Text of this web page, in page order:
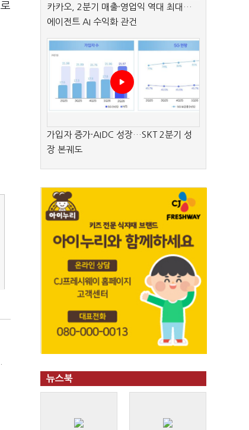
는 말아야"
카카오, 2분기 매출·영업익 역대 최대…
에이전트 AI 수익화 관건
가입자 증가·AIDC 성장…SKT 2분기 성
장 본궤도
뉴스북